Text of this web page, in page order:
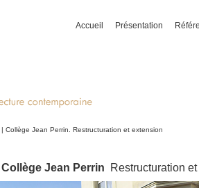
Accueil Présentation
| Collège Jean Perrin. Restructuration et extension
Collège Jean Perrin Restructuration